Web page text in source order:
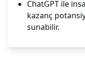
ChatGPT ile
kazanç
sunabilir.